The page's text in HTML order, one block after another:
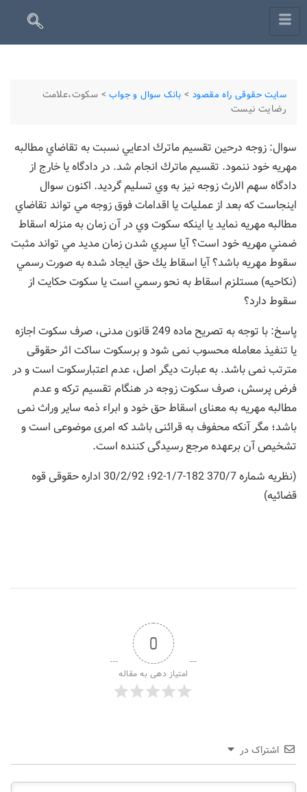
سایت حقوقی راه مقصود > بانک سوال و جواب> سکوت،علامت
رضایت نیست
سوال: زوجه درحين تقسيم ماترك ادعايي نسبت به تقاضاي مطالبه
مهريه خود ننمود. تقسيم ماترك انجام شد. در دادگاه يا خارج از
دادگاه سهم­ الارث زوجه نيز به وي تسليم گرديد. اكنون سوال
اينجاست كه بعد از عمليات يا اقدامات فوق زوجه مي تواند تقاضاي
مطالبه مهريه نمايد يا اينكه سكوت وي در آن زمان به منزله اسقاط
ضمني مهريه خود است؟ آيا سپري شدن زمان مديد مي تواند مثبت
سقوط مهريه باشد؟ آيا اسقاط يك حق ايجاد شده به صورت رسمي
(نكاحيه) مستلزم اسقاط به نحو رسمي است يا سكوت حكايت از
سقوط دارد؟
پاسخ: با توجه به تصریح ماده 249 قانون مدنی، صرف سکوت اجازه
یا تنفیذ معامله محسوب نمی شود و برسکوت ساکت اثر حقوقی
مترتب نمی باشد. به عبارت دیگر اصل، عدم اعتبارسکوت است و در
فرض پرسش، صرف سکوت زوجه در هنگام تقسیم ترکه و عدم
مطالبه مهریه به معنای اسقاط حق خود و ابراء‌ ذمه سایر وراث نمی
باشد؛ مگر آنکه محفوف به قرائنی باشد که امری موضوعی است و
تشخیص آن برعهده مرجع رسیدگی کننده است.
(نظریه شماره 370/7 182-1/7-92؛ 30/2/92 اداره حقوقی قوه
قضائیه)
0
امتیاز دهی به مقاله
اشتراک در